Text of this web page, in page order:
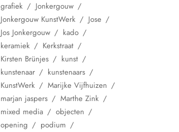
grafiek
Jonkergouw
Jonkergouw KunstWerk
Jose
Jos Jonkergouw
kado
keramiek
Kerkstraat
Kirsten Brünjes
kunst
kunstenaar
kunstenaars
KunstWerk
Marijke Vijfhuizen
marjan jaspers
Marthe Zink
mixed media
objecten
opening
podium